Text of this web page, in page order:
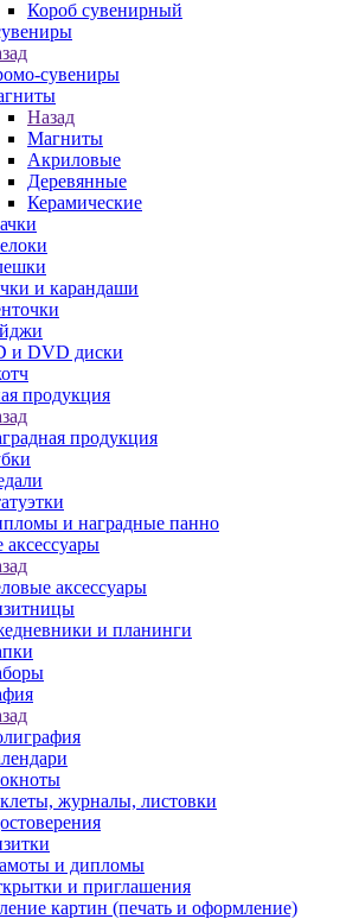
Короб сувенирный
сувениры
Назад
Магниты
Акриловые
Деревянные
Керамические
и карандаши
и DVD диски
продукция
продукция
и наградные панно
аксессуары
аксессуары
и планинги
журналы, листовки
и дипломы
и приглашения
картин (печать и оформление)